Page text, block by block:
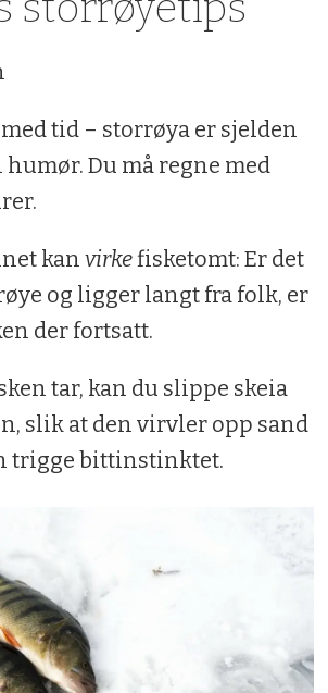
med tid – storrøya er sjelden
Du må regne med
kan virkefisketomt: Er det
og ligger langt fra folk, er
der fortsatt.
tar, kan du slippe skeia
slik at den virvler opp sand
trigge bittinstinktet.